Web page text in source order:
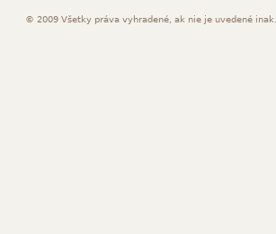
© 2009 Všetky práva vyhradené, ak nie je uvedené inak.